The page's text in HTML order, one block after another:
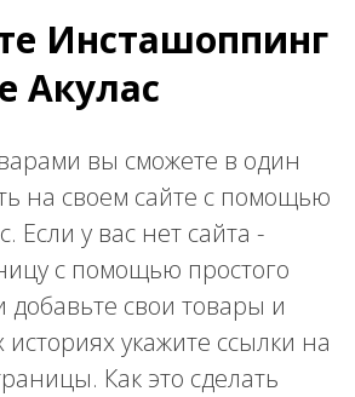
Инсташоппинг
Акулас
вы сможете в один
на своем сайте с помощью
Если у вас нет сайта -
с помощью простого
добавьте свои товары и
историях укажите ссылки на
Как это сделать